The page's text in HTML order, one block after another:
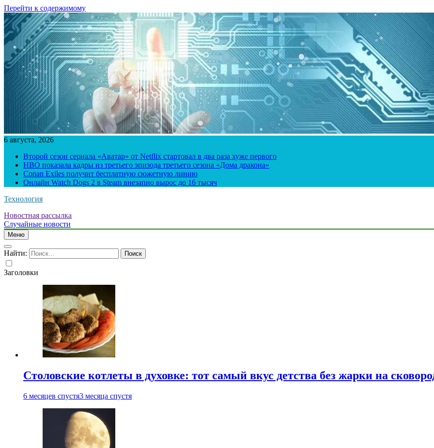
Перейти к содержимому
6 августа, 2026
Второй сезон сериала «Аватар» от Netflix стартовал в два раза хуже первого
HBO показала кадры из третьего эпизода третьего сезона «Дома дракона»
Conan Exiles получит бесплатную сюжетную линию
Онлайн Watch Dogs 2 в Steam внезапно вырос до 16 тысяч
Технология
Новостная рассылка
Случайные новости
Меню
Найти:
Заголовки
Столовские котлеты в духовке: тот самый вкус детства без жарки на
6 месяцев спустя3 месяца спустя